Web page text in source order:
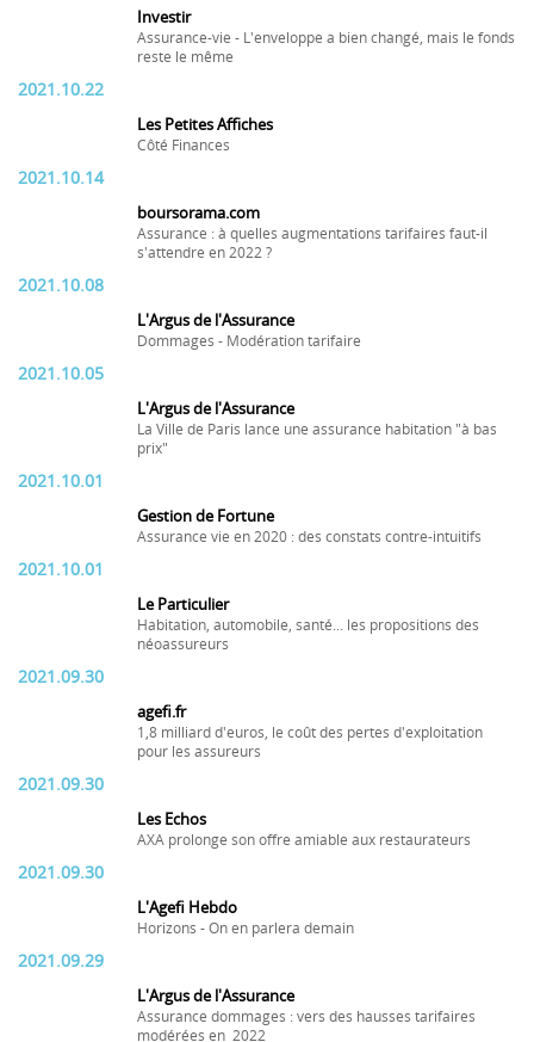
Investir
Assurance-vie - L'enveloppe a bien changé, mais le fonds
reste le même
2021.10.22
Les Petites Affiches
Côté Finances
2021.10.14
boursorama.com
Assurance : à quelles augmentations tarifaires faut-il
s'attendre en 2022 ?
2021.10.08
L'Argus de l'Assurance
Dommages - Modération tarifaire
2021.10.05
L'Argus de l'Assurance
La Ville de Paris lance une assurance habitation "à bas
prix"
2021.10.01
Gestion de Fortune
Assurance vie en 2020 : des constats contre-intuitifs
2021.10.01
Le Particulier
Habitation, automobile, santé... les propositions des
néoassureurs
2021.09.30
agefi.fr
1,8 milliard d'euros, le coût des pertes d'exploitation
pour les assureurs
2021.09.30
Les Echos
AXA prolonge son offre amiable aux restaurateurs
2021.09.30
L'Agefi Hebdo
Horizons - On en parlera demain
2021.09.29
L'Argus de l'Assurance
Assurance dommages : vers des hausses tarifaires
modérées en 2022